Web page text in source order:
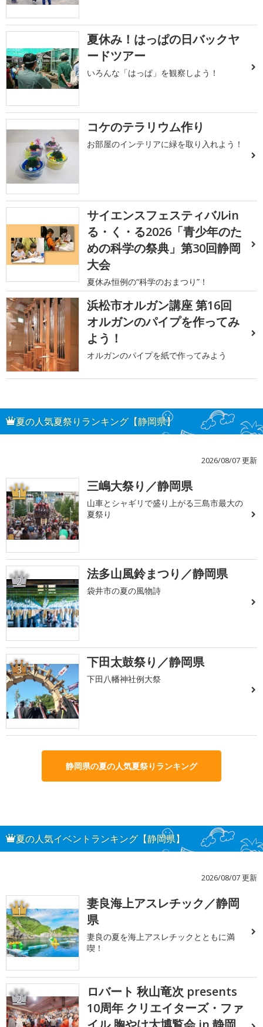
夏休み！はっぱの日バックヤ
ードツアー
いろんな「はっぱ」を観察しよう！
コケのテラリウム作り
お部屋のインテリアに緑を取り入れよう！
サイエンスフェスティバルin
る・く・る2026「青少年のた
めの科学の祭典」第30回静岡
大会
夏休み恒例の“科学のおまつり”！
浜松市オルガン講座 第16回
オルガンのパイプを作ってみ
よう！
オルガンのパイプを紙で作ってみよう
夏の人気夏祭りランキング【静岡県】
2026/08/07 更新
1 三嶋大祭り／静岡県
山車とシャギリで盛り上がる三島市最大の
夏祭り
2 法多山風鈴まつり／静岡県
袋井市の夏の風物詩
3 下田太鼓祭り／静岡県
下田八幡神社例大祭
静岡県の夏の人気夏祭りランキング
夏の人気イベントランキング【静岡県】
2026/08/07 更新
1
妻良海上アスレチック／静岡
県
妻良の夏を海上アスレチックとともに満
喫！
2
ロバート 秋山竜次 presents
10周年 クリエイターズ・ファ